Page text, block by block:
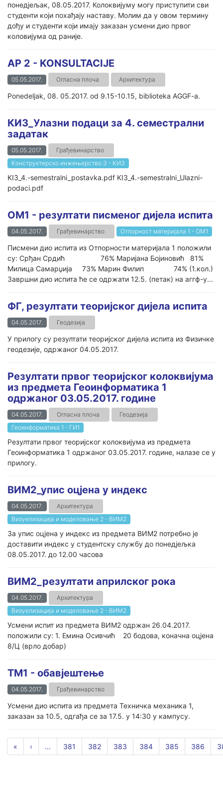
понедјељак, 08.05.2017. Колоквијуму могу приступити сви
студенти који похађају наставу. Молим да у овом термину
дођу и студенти који имају заказан усмени дио првог
коловијума од раније.
AP 2 - KONSULTACIJE
05.05.2017. Огласна плоча Архитектура
Ponedeljak, 08. 05.2017. od 9.15-10.15, biblioteka AGGF-a.
КИ3_Улазни подаци за 4. семестрални
задатак
05.05.2017.
Грађевинарство
Конструктерско инжењерство 3 - КИ3
KI3_4.-semestralni_postavka.pdf KI3_4.-semestralni_Ulazni-
podaci.pdf
ОМ1 - резултати писменог дијела испита
04.05.2017. Грађевинарство Отпорност материјала 1 - ОМ1
Писмени дио испита из Отпорности материјала 1 положили
су: Срђан Срдић 76% Маријана Бојиновић 81%
Милица Самарџија 73% Марин Филип 74% (1.кол.)
Завршни дио испита ће се одржати 12.5. (петак) на аггф-у...
ФГ, резултати теоријског дијела испита
04.05.2017. Геодезија
У прилогу су резултати теоријског дијела испита из Физичке
геодезије, одржаног 04.05.2017.
Резултати првог теоријског колоквијума
из предмета Геоинформатика 1
одржаног 03.05.2017. године
04.05.2017. Огласна плоча
Геодезија
Геоинформатика 1 - ГИ1
Резултати првог теоријског колоквијума из предмета
Геоинформатика 1 одржаног 03.05.2017. године, налазе се у
прилогу.
ВИМ2_упис оцјена у индекс
04.05.2017.
Архитектура
Визуелизација и моделовање 2 - ВИМ2
За упис оцјена у индекс из предмета ВИМ2 потребно је
доставити индекс у студентску службу до понедјељка
08.05.2017. до 12.00 часова
ВИМ2_резултати априлског рока
04.05.2017.
Архитектура
Визуелизација и моделовање 2 - ВИМ2
Усмени испит из предмета ВИМ2 одржан 26.04.2017.
положили су: 1. Емина Осивчић 20 бодова, коначна оцјена
8/Ц (врло добар)
ТМ1 - обавјештење
04.05.2017. Грађевинарство
Усмени дио испита из предмета Техничка механика 1,
заказан за 10.5, одгађа се за 17.5. у 14:30 у кампусу.
« ‹ ... 381 382 383 384 385 386